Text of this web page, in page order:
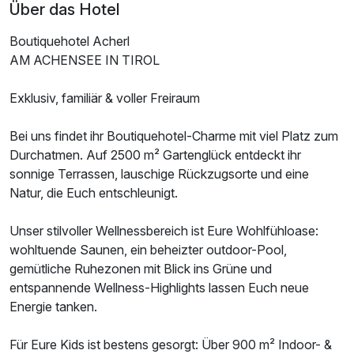
Über das Hotel
Boutiquehotel Acherl
AM ACHENSEE IN TIROL
Exklusiv, familiär & voller Freiraum
Bei uns findet ihr Boutiquehotel-Charme mit viel Platz zum
Durchatmen. Auf 2500 m² Gartenglück entdeckt ihr
sonnige Terrassen, lauschige Rückzugsorte und eine
Natur, die Euch entschleunigt.
Unser stilvoller Wellnessbereich ist Eure Wohlfühloase:
wohltuende Saunen, ein beheizter outdoor-Pool,
gemütliche Ruhezonen mit Blick ins Grüne und
entspannende Wellness-Highlights lassen Euch neue
Energie tanken.
Für Eure Kids ist bestens gesorgt: Über 900 m² Indoor- &